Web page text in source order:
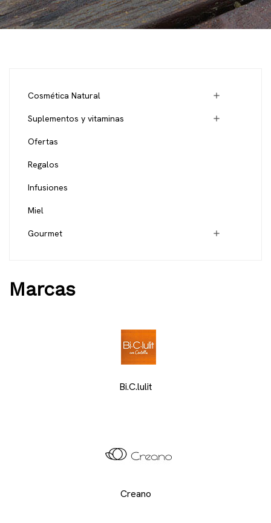
Cosmética Natural 
Suplementos y vitaminas 
Ofertas
Regalos
Infusiones
Miel
Gourmet 
Marcas
Bi.C.lulit
Creano